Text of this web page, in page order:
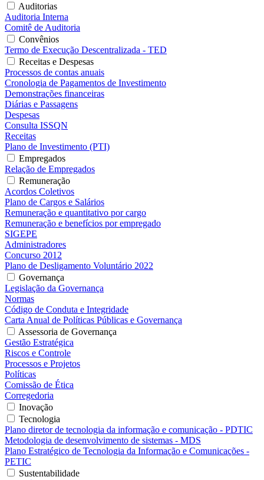
Auditorias
Auditoria Interna
Comitê de Auditoria
Convênios
Termo de Execução Descentralizada - TED
Receitas e Despesas
Processos de contas anuais
Cronologia de Pagamentos de Investimento
Demonstrações financeiras
Diárias e Passagens
Despesas
Consulta ISSQN
Receitas
Plano de Investimento (PTI)
Empregados
Relação de Empregados
Remuneração
Acordos Coletivos
Plano de Cargos e Salários
Remuneração e quantitativo por cargo
Remuneração e benefícios por empregado
SIGEPE
Administradores
Concurso 2012
Plano de Desligamento Voluntário 2022
Governança
Legislação da Governança
Normas
Código de Conduta e Integridade
Carta Anual de Políticas Públicas e Governança
Assessoria de Governança
Gestão Estratégica
Riscos e Controle
Processos e Projetos
Políticas
Comissão de Ética
Corregedoria
Inovação
Tecnologia
Plano diretor de tecnologia da informação e comunicação - PDTIC
Metodologia de desenvolvimento de sistemas - MDS
Plano Estratégico de Tecnologia da Informação e Comunicações -
PETIC
Sustentabilidade